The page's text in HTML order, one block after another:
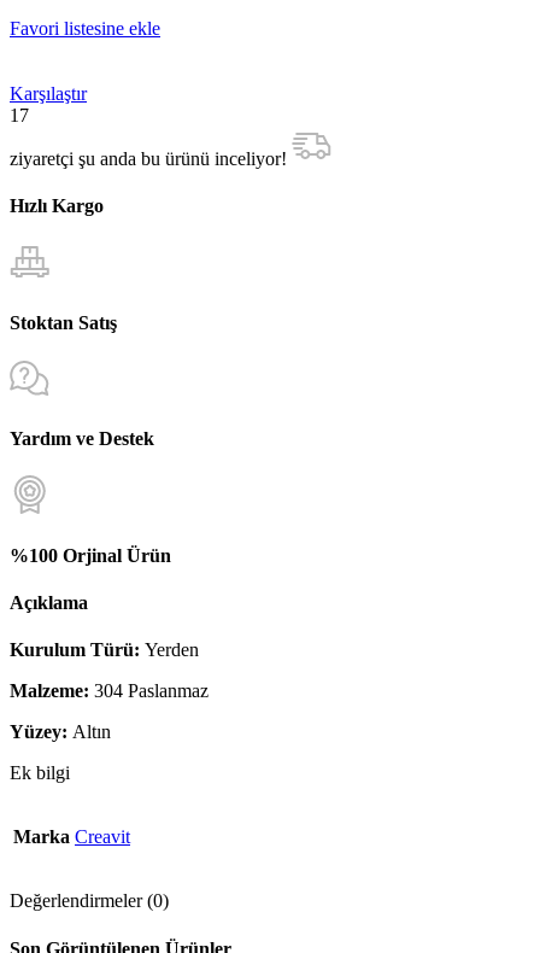
Favori listesine ekle
Karşılaştır
17
ziyaretçi şu anda bu ürünü inceliyor!
Hızlı Kargo
Stoktan Satış
Yardım ve Destek
%100 Orjinal Ürün
Açıklama
Kurulum Türü: Yerden
Malzeme: 304 Paslanmaz
Yüzey: Altın
Ek bilgi
Marka Creavit
Değerlendirmeler (0)
Son Görüntülenen Ürünler